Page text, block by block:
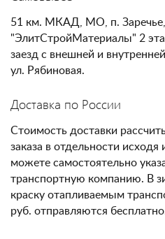
51 км. МКАД, МО, п. Заречье,
"ЭлитСтройМатериалы" 2
заезд с внешней и
ул. Рябиновая.
Доставка по России
Стоимость доставки
заказа в отдельности исходя
можете самостоятельно
транспортную компанию. В
краску отапливаемым
руб. отправляются